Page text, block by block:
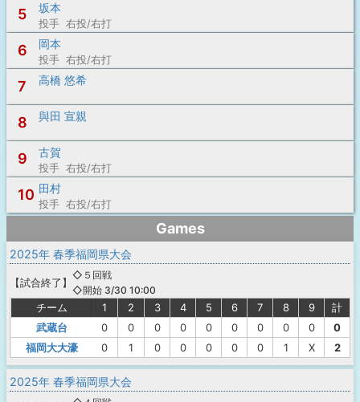
5 坂本
投手 右投/右打
6 岡本
投手 右投/右打
7 高橋 悠希
8 與田 宣親
9 古賀
投手 右投/右打
10 田村
投手 右投/右打
Games
2025年 春季福岡県大会
【試合終了 】
◇５回戦
◇開始 3/30 10:00
チーム 1 2 3 4 5 6 7 8 9
計
武蔵台
0 0 0 0 0 0 0 0 0
0
福岡大大濠
0 1 0 0 0 0 0 1 X 2
2025年 春季福岡県大会